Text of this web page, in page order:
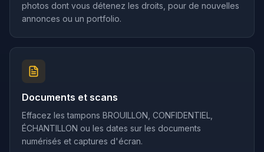
photos dont vous détenez les droits, pour de nouvelles
annonces ou un portfolio.
Documents et scans
Effacez les tampons BROUILLON, CONFIDENTIEL,
ÉCHANTILLON ou les dates sur les documents
numérisés et captures d'écran.